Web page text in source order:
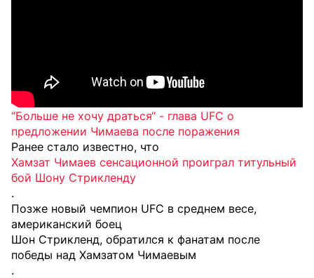
“Больше не хочу драться“ - глава UFC о
предложении Чимаева после поражения
Ранее стало известно, что
Хамзат Чимаев сенсационной проиграл титульный
бой Шону Стрикленду
.
Позже новый чемпион UFC в среднем весе,
американский боец
Шон Стрикленд, обратился к фанатам после
победы над Хамзатом Чимаевым
.